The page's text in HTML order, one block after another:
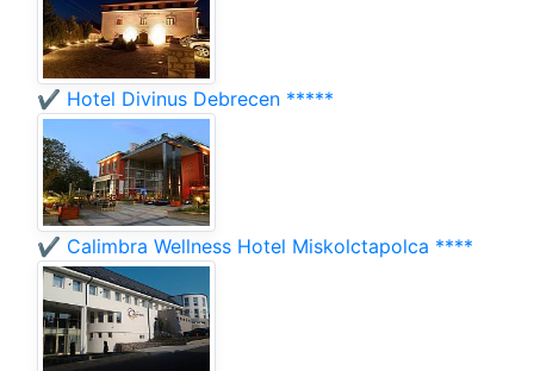
✔️ Hotel Divinus Debrecen *****
✔️ Calimbra Wellness Hotel Miskolctapolca ****